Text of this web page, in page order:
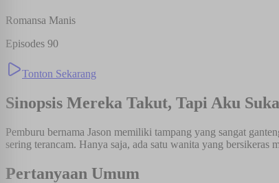
Romansa Manis
Episodes 90
Tonton Sekarang
Sinopsis Mereka Takut, Tapi Aku Suka
Pemburu bernama Jason memiliki tampang yang sangat
sering terancam. Hanya saja, ada satu wanita yang
Pertanyaan Umum